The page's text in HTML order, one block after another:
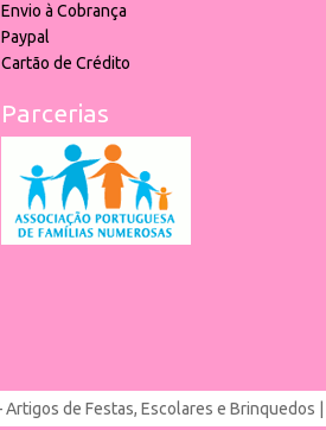
Envio à Cobrança
Paypal
Cartão de Crédito
Parcerias
de Festas, Escolares e Brinquedos |